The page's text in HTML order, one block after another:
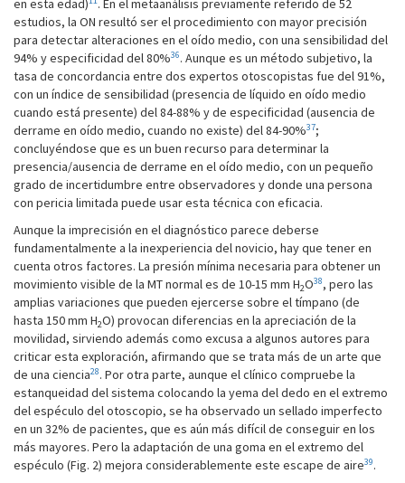
en esta edad)
. En el metaanálisis previamente referido de 52
estudios, la ON resultó ser el procedimiento con mayor precisión
para detectar alteraciones en el oído medio, con una sensibilidad del
94% y especificidad del 80%36. Aunque es un método subjetivo, la
tasa de concordancia entre dos expertos otoscopistas fue del 91%,
con un índice de sensibilidad (presencia de líquido en oído medio
cuando está presente) del 84-88% y de especificidad (ausencia de
derrame en oído medio, cuando no existe) del 84-90%37;
concluyéndose que es un buen recurso para determinar la
presencia/ausencia de derrame en el oído medio, con un pequeño
grado de incertidumbre entre observadores y donde una persona
con pericia limitada puede usar esta técnica con eficacia.
Aunque la imprecisión en el diagnóstico parece deberse
fundamentalmente a la inexperiencia del novicio, hay que tener en
cuenta otros factores. La presión mínima necesaria para obtener un
movimiento visible de la MT normal es de 10-15 mm H2O38, pero las
amplias variaciones que pueden ejercerse sobre el tímpano (de
hasta 150 mm H2O) provocan diferencias en la apreciación de la
movilidad, sirviendo además como excusa a algunos autores para
criticar esta exploración, afirmando que se trata más de un arte que
de una ciencia28. Por otra parte, aunque el clínico compruebe la
estanqueidad del sistema colocando la yema del dedo en el extremo
del espéculo del otoscopio, se ha observado un sellado imperfecto
en un 32% de pacientes, que es aún más difícil de conseguir en los
más mayores. Pero la adaptación de una goma en el extremo del
espéculo (Fig. 2) mejora considerablemente este escape de aire39.